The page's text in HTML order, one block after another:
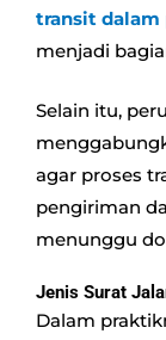
transit dalam
menjadi
Selain itu,
agar proses
pengiriman
menunggu
Jenis Surat
Dalam